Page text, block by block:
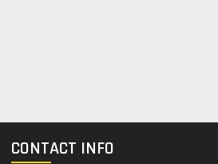
CONTACT INFO